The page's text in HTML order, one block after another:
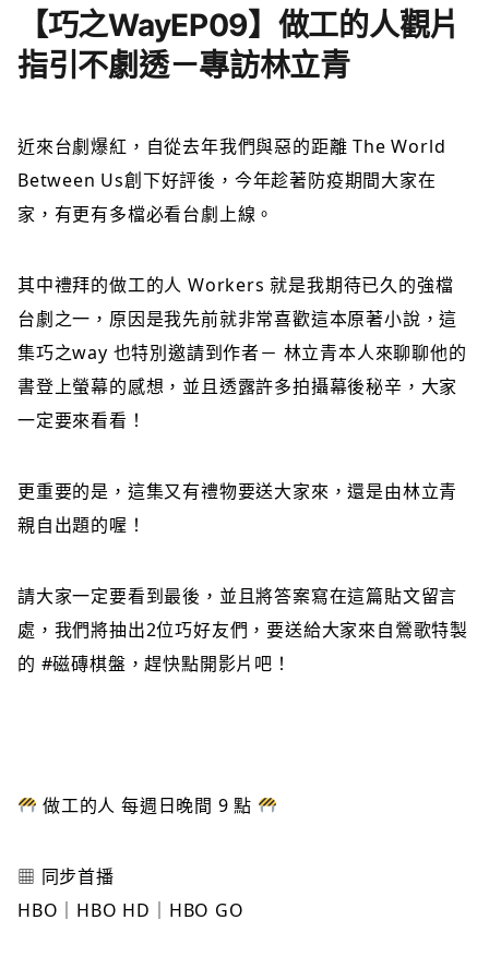
【巧之WayEP09】做工的人觀片
指引不劇透－專訪林立青
近來台劇爆紅，自從去年我們與惡的距離 The World
Between Us創下好評後，今年趁著防疫期間大家在
家，有更有多檔必看台劇上線。
其中禮拜的做工的人 Workers 就是我期待已久的強檔
台劇之一，原因是我先前就非常喜歡這本原著小說，這
集巧之way 也特別邀請到作者－ 林立青本人來聊聊他的
書登上螢幕的感想，並且透露許多拍攝幕後秘辛，大家
一定要來看看！
更重要的是，這集又有禮物要送大家來，還是由林立青
親自出題的喔！
請大家一定要看到最後，並且將答案寫在這篇貼文留言
處，我們將抽出2位巧好友們，要送給大家來自鶯歌特製
的 #磁磚棋盤，趕快點開影片吧！
做工的人 每週日晚間 9 點
▦ 同步首播
HBO｜HBO HD｜HBO GO